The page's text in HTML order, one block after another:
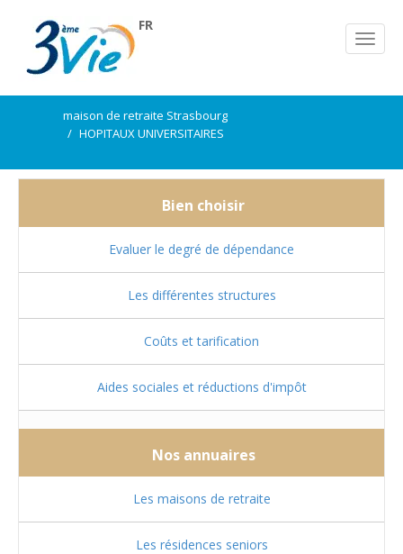
FR
maison de retraite Strasbourg
HOPITAUX UNIVERSITAIRES
Bien choisir
Evaluer le degré de dépendance
Les différentes structures
Coûts et tarification
Aides sociales et réductions d'impôt
Nos annuaires
Les maisons de retraite
Les résidences seniors